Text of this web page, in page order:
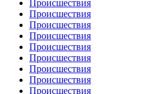
Происшествия
Происшествия
Происшествия
Происшествия
Происшествия
Происшествия
Происшествия
Происшествия
Происшествия